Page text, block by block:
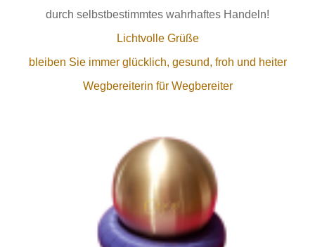
durch selbstbestimmtes wahrhaftes Handeln!
Lichtvolle Grüße
bleiben Sie immer glücklich, gesund, froh und heiter
Wegbereiterin für Wegbereiter